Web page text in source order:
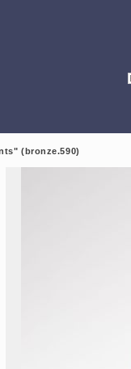
(bronze.590)